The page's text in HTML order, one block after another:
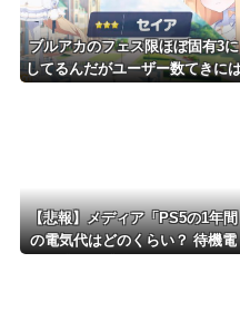
ブルアカのフェス限ほぼ固有3に
してるんだがユーザー数てきに
【悲報】メディア「PS5の1年間
の電気代はどのくらい？ 待機電